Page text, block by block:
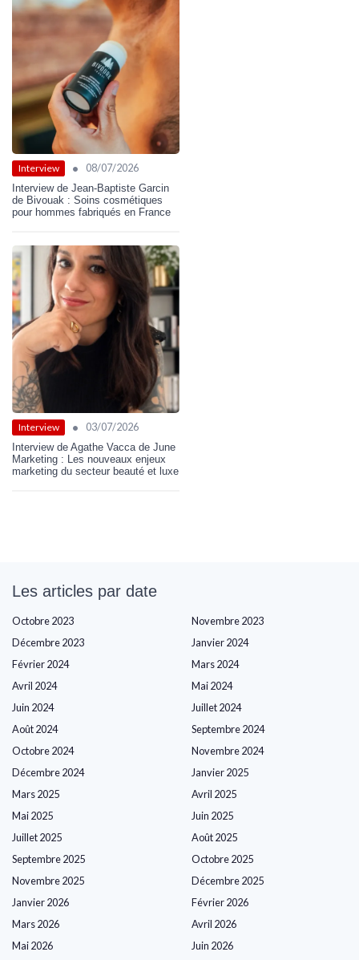
Interview • 08/07/2026
Interview de Jean-Baptiste Garcin
de Bivouak : Soins cosmétiques
pour hommes fabriqués en France
Interview • 03/07/2026
Interview de Agathe Vacca de June
Marketing : Les nouveaux enjeux
marketing du secteur beauté et luxe
Les articles par date
Octobre 2023
Novembre 2023
Décembre 2023
Janvier 2024
Février 2024
Mars 2024
Avril 2024
Mai 2024
Juin 2024
Juillet 2024
Août 2024
Septembre 2024
Octobre 2024
Novembre 2024
Décembre 2024
Janvier 2025
Mars 2025
Avril 2025
Mai 2025
Juin 2025
Juillet 2025
Août 2025
Septembre 2025
Octobre 2025
Novembre 2025
Décembre 2025
Janvier 2026
Février 2026
Mars 2026
Avril 2026
Mai 2026
Juin 2026